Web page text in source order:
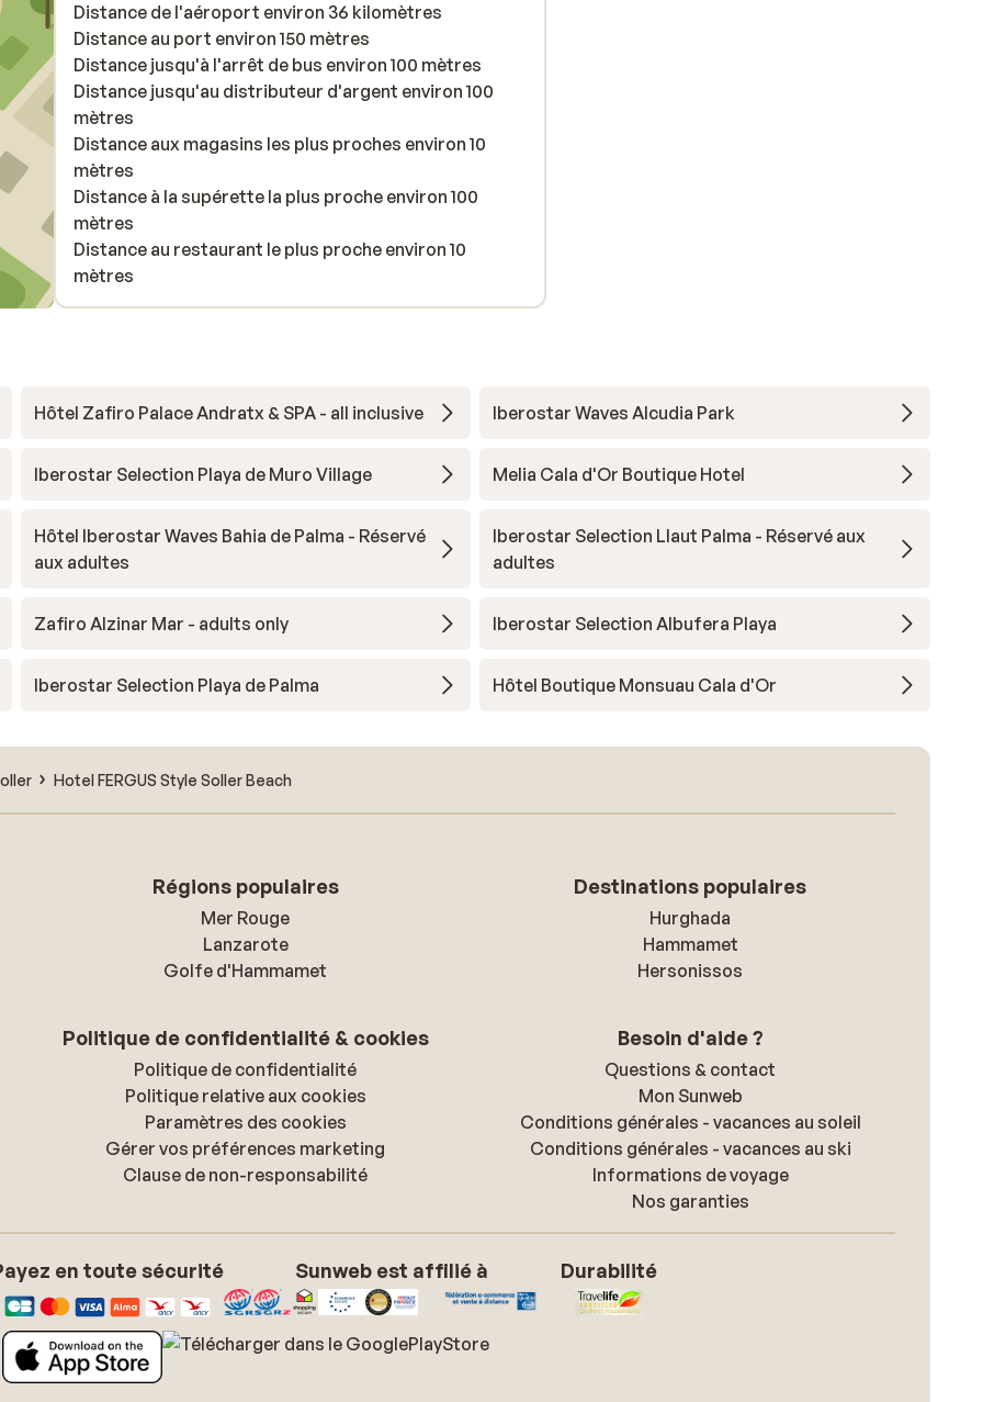
Distance de l'aéroport environ 36 kilomètres
Distance au port environ 150 mètres
Distance jusqu'à l'arrêt de bus environ 100 mètres
Distance jusqu'au distributeur d'argent environ 100
mètres
Distance aux magasins les plus proches environ 10
mètres
Distance à la supérette la plus proche environ 100
mètres
Distance au restaurant le plus proche environ 10
mètres
Hôtel Zafiro Palace Andratx & SPA - all inclusive Iberostar Waves Alcudia Park
Iberostar Selection Playa de Muro Village Melia Cala d'Or Boutique Hotel
Hôtel Iberostar Waves Bahia de Palma - Réservé
aux adultes
Iberostar Selection Llaut Palma - Réservé aux
adultes
Zafiro Alzinar Mar - adults only Iberostar Selection Albufera Playa
Iberostar Selection Playa de Palma Hôtel Boutique Monsuau Cala d'Or
Hotel FERGUS Style Soller Beach
Régions populaires
Mer Rouge
Lanzarote
Golfe d'Hammamet
Destinations populaires
Hurghada
Hammamet
Hersonissos
Politique de confidentialité & cookies
Politique de confidentialité
Politique relative aux cookies
Paramètres des cookies
Gérer vos préférences marketing
Clause de non-responsabilité
Besoin d'aide ?
Questions & contact
Mon Sunweb
Conditions générales - vacances au soleil
Conditions générales - vacances au ski
Informations de voyage
Nos garanties
en toute sécurité Sunweb est affilié à Durabilité